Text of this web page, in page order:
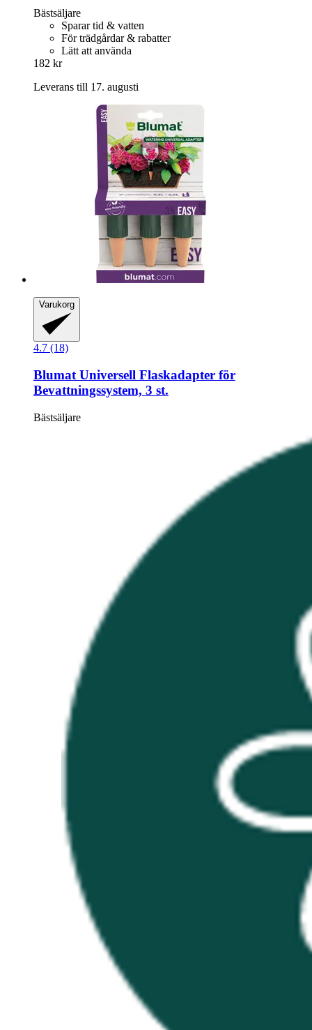
Bästsäljare
Sparar tid & vatten
För trädgårdar & rabatter
Lätt att använda
182 kr
Leverans till 17. augusti
Varukorg
4.7 (18)
Blumat Universell Flaskadapter för
Bevattningssystem, 3 st.
Bästsäljare